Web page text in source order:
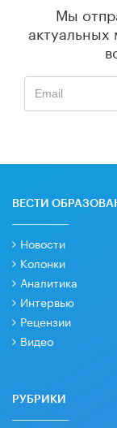
Мы
актуальных
ВЕСТИ
Новости
Колонки
Аналитика
Интервью
Рецензии
Видео
РУБРИКИ